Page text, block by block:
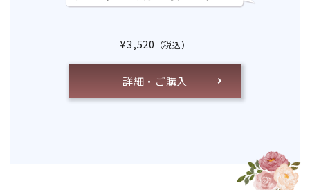
¥3,520 （税込）
詳細・ご購入